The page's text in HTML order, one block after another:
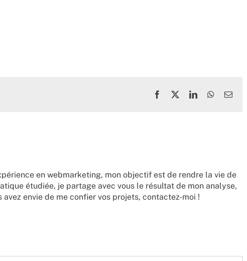
Facebook
X LinkedInWhatsApp
Email
en webmarketing, mon objectif est de rendre la vie de
étudiée, je partage avec vous le résultat de mon analyse,
envie de me confier vos projets, contactez-moi !